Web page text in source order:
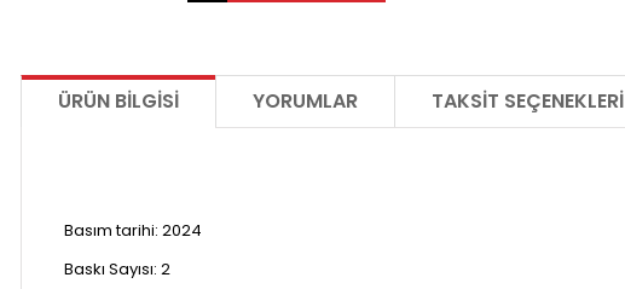
ÜRÜN BILGISI YORUMLAR TAKSIT SEÇENEKLERI
Basım tarihi: 2024
Baskı Sayısı: 2